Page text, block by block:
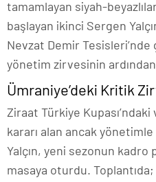
tamamlayan siyah-
başlayan ikinci Sergen
Nevzat Demir
yönetim zirvesinin
Ümraniye’deki Kritik
Ziraat Türkiye
kararı alan ancak
Yalçın, yeni sezonun kadro
masaya oturdu.